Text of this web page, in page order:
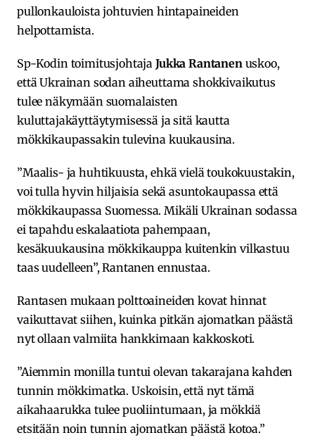
pullonkauloista johtuvien hintapaineiden
helpottamista.
Sp-Kodin toimitusjohtaja Jukka Rantanen uskoo,
että Ukrainan sodan aiheuttama shokkivaikutus
tulee näkymään suomalaisten
kuluttajakäyttäytymisessä ja sitä kautta
mökkikaupassakin tulevina kuukausina.
”Maalis- ja huhtikuusta, ehkä vielä toukokuustakin,
voi tulla hyvin hiljaisia sekä asuntokaupassa että
mökkikaupassa Suomessa. Mikäli Ukrainan sodassa
ei tapahdu eskalaatiota pahempaan,
kesäkuukausina mökkikauppa kuitenkin vilkastuu
taas uudelleen”, Rantanen ennustaa.
Rantasen mukaan polttoaineiden kovat hinnat
vaikuttavat siihen, kuinka pitkän ajomatkan päästä
nyt ollaan valmiita hankkimaan kakkoskoti.
”Aiemmin monilla tuntui olevan takarajana kahden
tunnin mökkimatka. Uskoisin, että nyt tämä
aikahaarukka tulee puoliintumaan, ja mökkiä
etsitään noin tunnin ajomatkan päästä kotoa.”